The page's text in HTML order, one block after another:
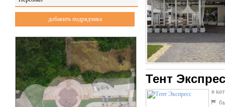
добавить подрядчика
Тент
в